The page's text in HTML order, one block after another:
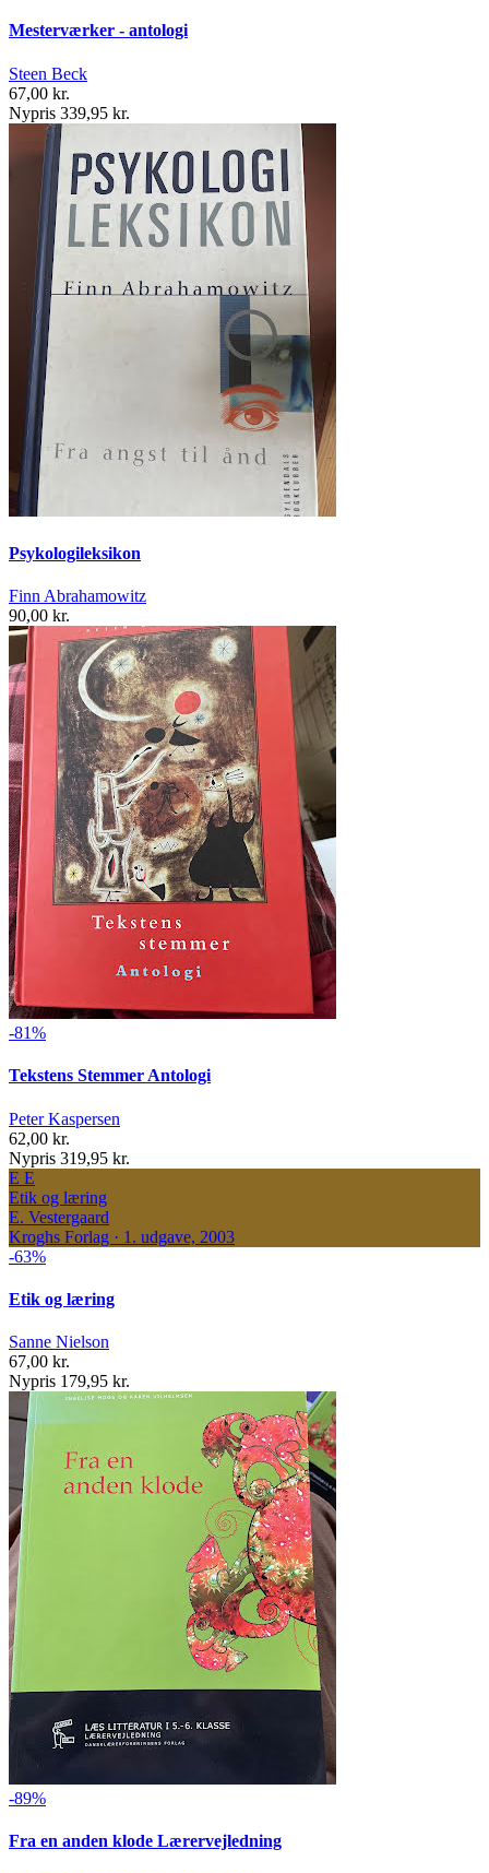
Mesterværker - antologi
Steen Beck
67,00 kr.
Nypris 339,95 kr.
Psykologileksikon
Finn Abrahamowitz
90,00 kr.
-81%
Tekstens Stemmer Antologi
Peter Kaspersen
62,00 kr.
Nypris 319,95 kr.
E E
Etik og læring
E. Vestergaard
Kroghs Forlag · 1. udgave, 2003
-63%
Etik og læring
Sanne Nielson
67,00 kr.
Nypris 179,95 kr.
-89%
Fra en anden klode Lærervejledning